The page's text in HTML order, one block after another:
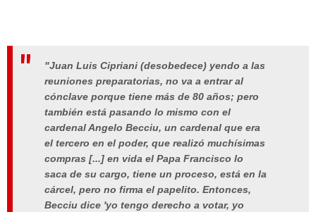
"Juan Luis Cipriani (desobedece) yendo a las
reuniones preparatorias, no va a entrar al
cónclave porque tiene más de 80 años; pero
también está pasando lo mismo con el
cardenal Angelo Becciu, un cardenal que era
el tercero en el poder, que realizó muchísimas
compras [...] en vida el Papa Francisco lo
saca de su cargo, tiene un proceso, está en la
cárcel, pero no firma el papelito. Entonces,
Becciu dice 'yo tengo derecho a votar, yo